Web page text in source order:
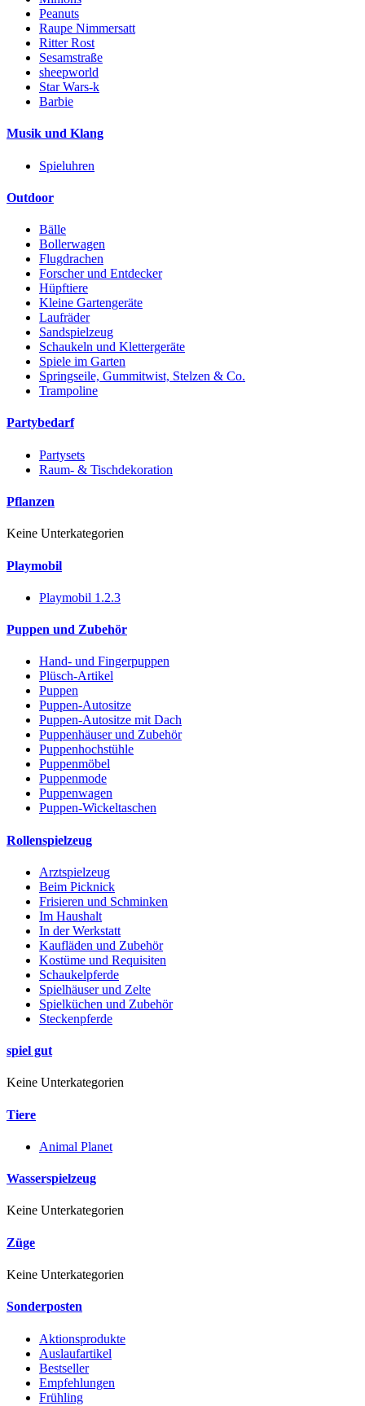
Peanuts
Raupe Nimmersatt
Ritter Rost
Sesamstraße
sheepworld
Star Wars-k
Barbie
Musik und Klang
Spieluhren
Outdoor
Bälle
Bollerwagen
Flugdrachen
Forscher und Entdecker
Hüpftiere
Kleine Gartengeräte
Laufräder
Sandspielzeug
Schaukeln und Klettergeräte
Spiele im Garten
Springseile, Gummitwist, Stelzen & Co.
Trampoline
Partybedarf
Partysets
Raum- & Tischdekoration
Pflanzen
Keine Unterkategorien
Playmobil
Playmobil 1.2.3
Puppen und Zubehör
Hand- und Fingerpuppen
Plüsch-Artikel
Puppen
Puppen-Autositze
Puppen-Autositze mit Dach
Puppenhäuser und Zubehör
Puppenhochstühle
Puppenmöbel
Puppenmode
Puppenwagen
Puppen-Wickeltaschen
Rollenspielzeug
Arztspielzeug
Beim Picknick
Frisieren und Schminken
Im Haushalt
In der Werkstatt
Kaufläden und Zubehör
Kostüme und Requisiten
Schaukelpferde
Spielhäuser und Zelte
Spielküchen und Zubehör
Steckenpferde
spiel gut
Keine Unterkategorien
Tiere
Animal Planet
Wasserspielzeug
Keine Unterkategorien
Züge
Keine Unterkategorien
Sonderposten
Aktionsprodukte
Auslaufartikel
Bestseller
Empfehlungen
Frühling